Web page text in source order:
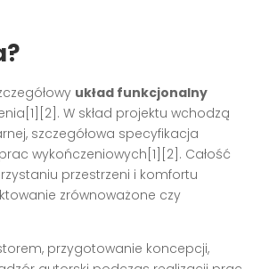
układ funkcjonalny
W skład projektu wchodzą
szczegółowa specyfikacja
wykończeniowych[1][2]. Całość
przestrzeni i komfortu
zrównoważone czy
przygotowanie koncepcji,